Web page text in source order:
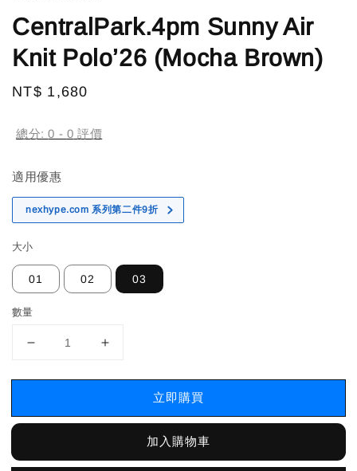
CentralPark.4pm Sunny Air
Knit Polo’26 (Mocha Brown)
Regular
NT$ 1,680
總分:0 - 0 評價
適用優惠
nexhype.com 系列第二件9折
大小
01 02 03
數量
立即購買
加入購物車